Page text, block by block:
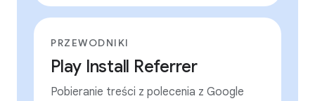
PRZEWODNIKI
Play Install Referrer
Pobieranie treści z polecenia z Google